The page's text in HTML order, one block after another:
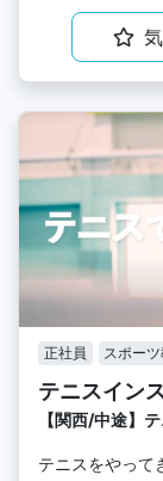
正社員 スポー
テニスイン
【関西/中途】
テニスをやって